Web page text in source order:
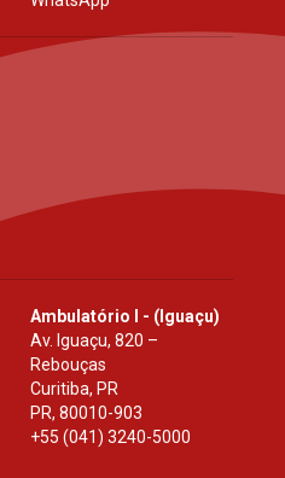
Ambulatório I - (Iguaçu)
Av. Iguaçu, 820 –
Rebouças
Curitiba, PR
PR, 80010-903
+55 (041) 3240-5000